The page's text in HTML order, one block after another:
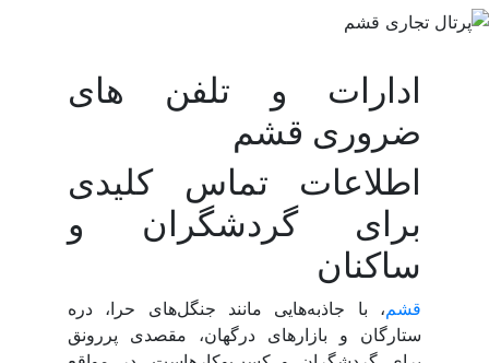
ادارات و تلفن های
ضروری قشم
اطلاعات تماس کلیدی
برای گردشگران و
ساکنان
قشم، با جاذبه‌هایی مانند جنگل‌های حرا، دره
ستارگان و بازارهای درگهان، مقصدی پررونق